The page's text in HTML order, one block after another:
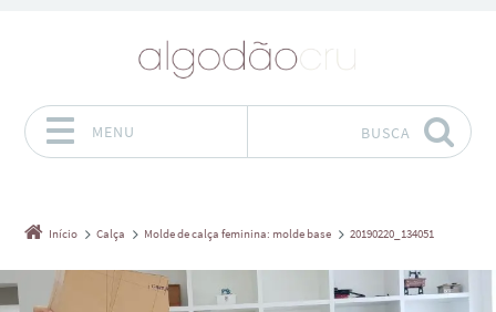
MENU BUSCA
Início Calça Molde de calça feminina: molde base 20190220_134051